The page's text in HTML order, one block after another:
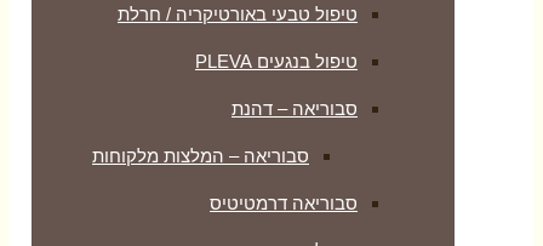
טיפול טבעי באורטיקריה / חרלת
טיפול בנגעים PLEVA
סבוריאה – דהנת
סבוריאה – המלצות מלקוחות
סבוריאה דרמטיטיס